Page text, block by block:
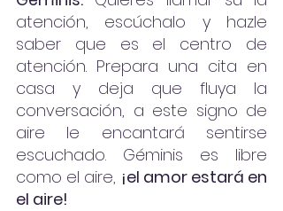
atención, escúchalo y hazle
saber que es el centro de
atención. Prepara una cita en
casa y deja que fluya la
conversación, a este signo de
aire le encantará sentirse
escuchado. Géminis es libre
como el aire, ¡el amor estará en
el aire!